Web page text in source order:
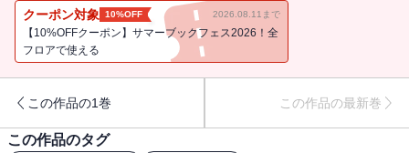
塞がりとなった鈴花と高星。
そんな時、鈴花が子を身ごもっていることが発覚！
皇后を目指し歩んできた鈴花と皇帝・高星（ガオシン）の時をかけ
る運命の中華ロマンス、堂々完結★
クーポン対象 10%OFF 2026.08.11まで
【10%OFFクーポン】サマーブックフェス2026！全
フロアで使える
この作品の1巻 この作品の最新巻
この作品のタグ